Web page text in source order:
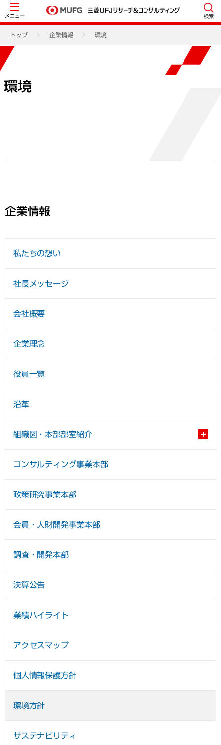
メニュー 検索
トップ 企業情報 環境
環境
企業情報
私たちの想い
社長メッセージ
会社概要
企業理念
役員一覧
沿革
組織図・本部部室紹介
コンサルティング事業本部
政策研究事業本部
会員・人財開発事業本部
調査・開発本部
決算公告
業績ハイライト
アクセスマップ
個人情報保護方針
環境方針
サステナビリティ